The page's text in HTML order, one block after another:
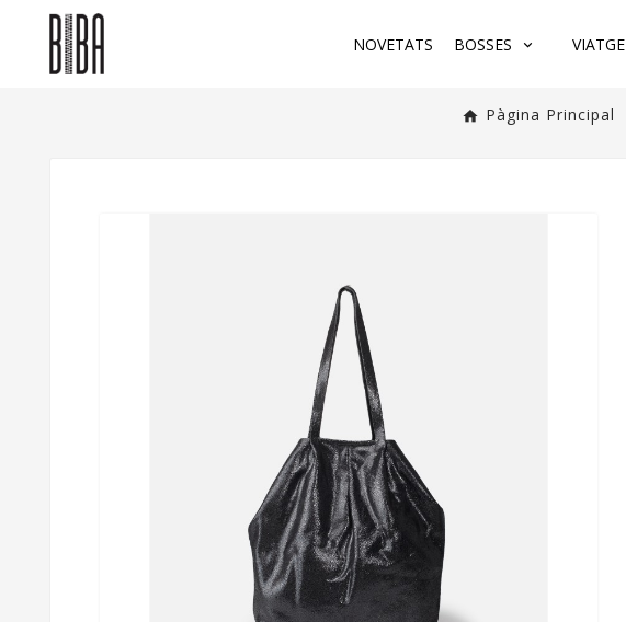
NOVETATS BOSSES VIATGE
Pàgina Principal